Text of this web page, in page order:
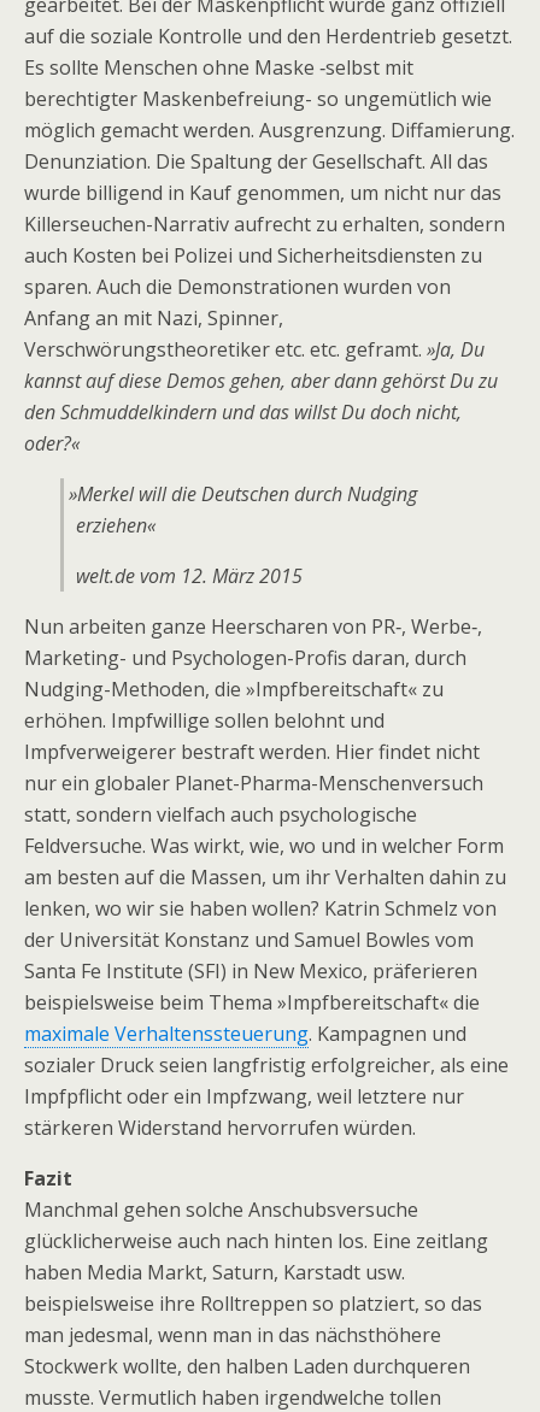
auf die soziale Kontrolle und den Herdentrieb gesetzt.
Es sollte Menschen ohne Maske ‑selbst mit
berechtigter Maskenbefreiung- so ungemütlich wie
möglich gemacht werden. Ausgrenzung. Diffamierung.
Denunziation. Die Spaltung der Gesellschaft. All das
wurde billigend in Kauf genommen, um nicht nur das
Killerseuchen-Narrativ aufrecht zu erhalten, sondern
auch Kosten bei Polizei und Sicherheitsdiensten zu
sparen. Auch die Demonstrationen wurden von
Anfang an mit Nazi, Spinner,
Verschwörungstheoretiker etc. etc. geframt. »Ja, Du
kannst auf diese Demos gehen, aber dann gehörst Du zu
den Schmuddelkindern und das willst Du doch nicht,
oder?«
»Merkel will die Deutschen durch Nudging
erziehen«
welt.de vom 12. März 2015
Nun arbeiten ganze Heerscharen von PR‑, Werbe‑,
Marketing- und Psychologen-Profis daran, durch
Nudging-Methoden, die »Impfbereitschaft« zu
erhöhen. Impfwillige sollen belohnt und
Impfverweigerer bestraft werden. Hier findet nicht
nur ein globaler Planet-Pharma-Menschenversuch
statt, sondern vielfach auch psychologische
Feldversuche. Was wirkt, wie, wo und in welcher Form
am besten auf die Massen, um ihr Verhalten dahin zu
lenken, wo wir sie haben wollen? Katrin Schmelz von
der Universität Konstanz und Samuel Bowles vom
Santa Fe Institute (SFI) in New Mexico, präferieren
beispielsweise beim Thema »Impfbereitschaft« die
maximale Verhaltenssteuerung. Kampagnen und
sozialer Druck seien langfristig erfolgreicher, als eine
Impfpflicht oder ein Impfzwang, weil letztere nur
stärkeren Widerstand hervorrufen würden.
Fazit
Manchmal gehen solche Anschubsversuche
glücklicherweise auch nach hinten los. Eine zeitlang
haben Media Markt, Saturn, Karstadt usw.
beispielsweise ihre Rolltreppen so platziert, so das
man jedesmal, wenn man in das nächsthöhere
Stockwerk wollte, den halben Laden durchqueren
musste. Vermutlich haben irgendwelche tollen